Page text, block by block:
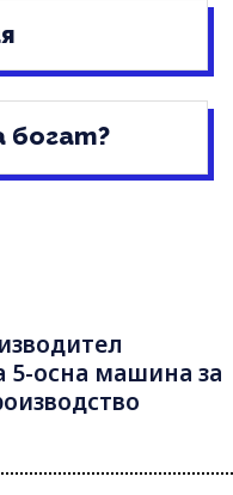
богат?
5-осна машина за